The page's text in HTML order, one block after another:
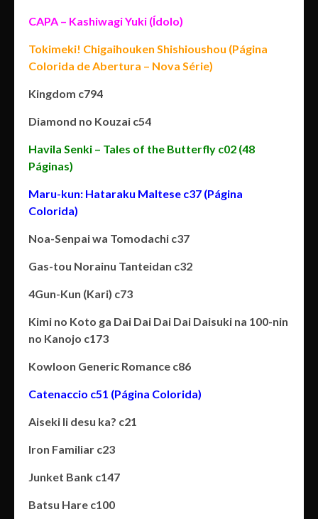
CAPA – Kashiwagi Yuki (Ídolo)
Tokimeki! Chigaihouken Shishioushou (Página
Colorida de Abertura – Nova Série)
Kingdom c794
Diamond no Kouzai c54
Havila Senki – Tales of the Butterfly c02 (48
Páginas)
Maru-kun: Hataraku Maltese c37 (Página
Colorida)
Noa-Senpai wa Tomodachi c37
Gas-tou Norainu Tanteidan c32
4Gun-Kun (Kari) c73
Kimi no Koto ga Dai Dai Dai Dai Daisuki na 100-nin
no Kanojo c173
Kowloon Generic Romance c86
Catenaccio c51 (Página Colorida)
Aiseki Ii desu ka? c21
Iron Familiar c23
Junket Bank c147
Batsu Hare c100